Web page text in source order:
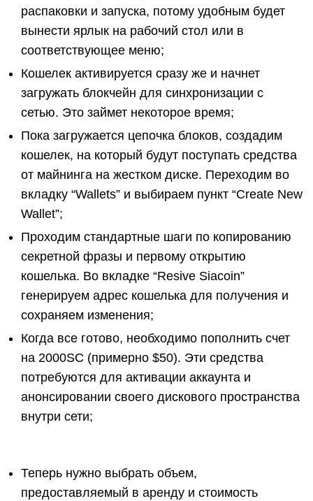
распаковки и запуска, потому удобным будет
вынести ярлык на рабочий стол или в
соответствующее меню;
Кошелек активируется сразу же и начнет
загружать блокчейн для синхронизации с
сетью. Это займет некоторое время;
Пока загружается цепочка блоков, создадим
кошелек, на который будут поступать средства
от майнинга на жестком диске. Переходим во
вкладку “Wallets” и выбираем пункт “Create New
Wallet”;
Проходим стандартные шаги по копированию
секретной фразы и первому открытию
кошелька. Во вкладке “Resive Siacoin”
генерируем адрес кошелька для получения и
сохраняем изменения;
Когда все готово, необходимо пополнить счет
на 2000SC (примерно $50). Эти средства
потребуются для активации аккаунта и
анонсировании своего дискового пространства
внутри сети;
Теперь нужно выбрать объем,
предоставляемый в аренду и стоимость